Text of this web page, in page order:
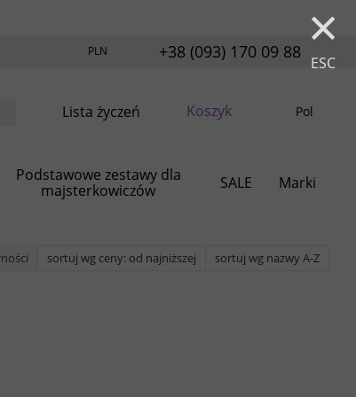
×
ESC
PLN +38 (093) 170 09 88
Lista życzeń Koszyk Pol
Podstawowe zestawy dla
majsterkowiczów
SALE Marki
sortuj wg ceny: od najniższej sortuj wg nazwy A-Z